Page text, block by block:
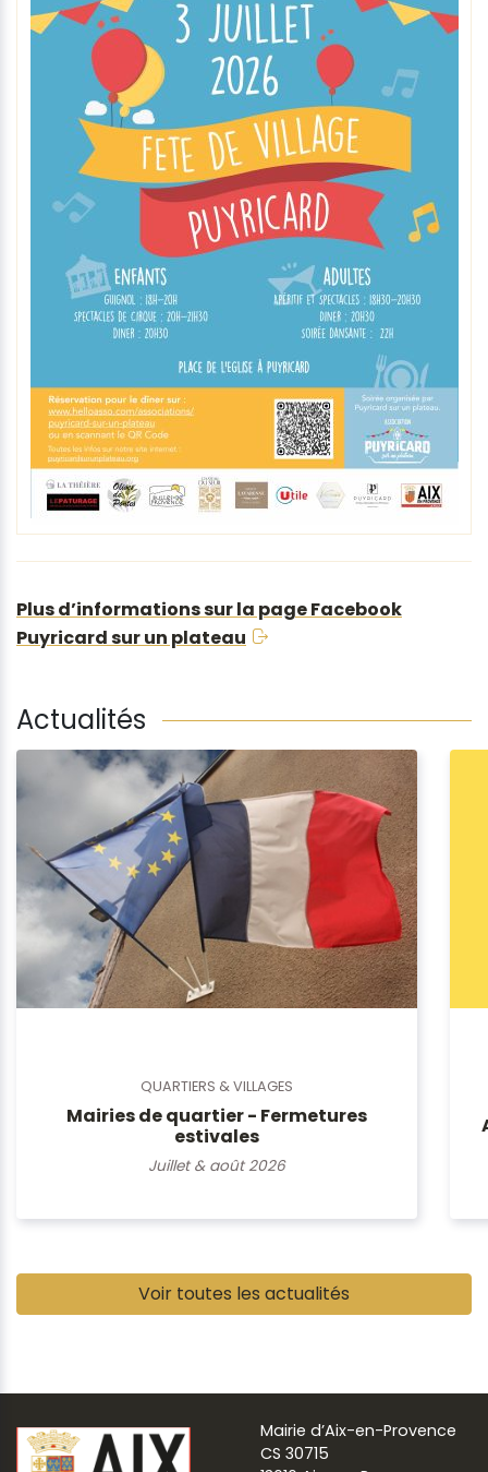
Plus d’informations sur la page Facebook
Puyricard sur un plateau
Actualités
QUARTIERS & VILLAGES
Mairies de quartier - Fermetures
estivales
Juillet & août 2026
Voir toutes les actualités
Mairie d’Aix-en-Provence
CS 30715